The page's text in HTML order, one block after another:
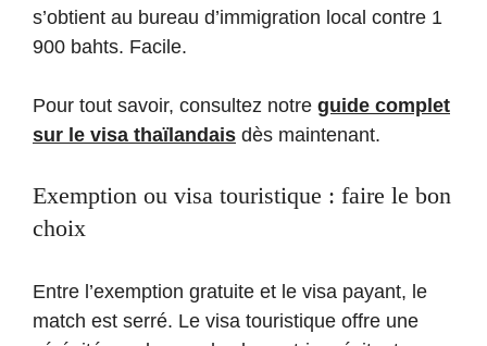
s’obtient au bureau d’immigration local contre 1
900 bahts. Facile.
Pour tout savoir, consultez notre guide complet
sur le visa thaïlandais dès maintenant.
Exemption ou visa touristique : faire le bon
choix
Entre l’exemption gratuite et le visa payant, le
match est serré. Le visa touristique offre une